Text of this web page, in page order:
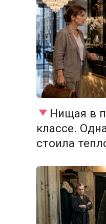
Нищая в
классе.
стоила